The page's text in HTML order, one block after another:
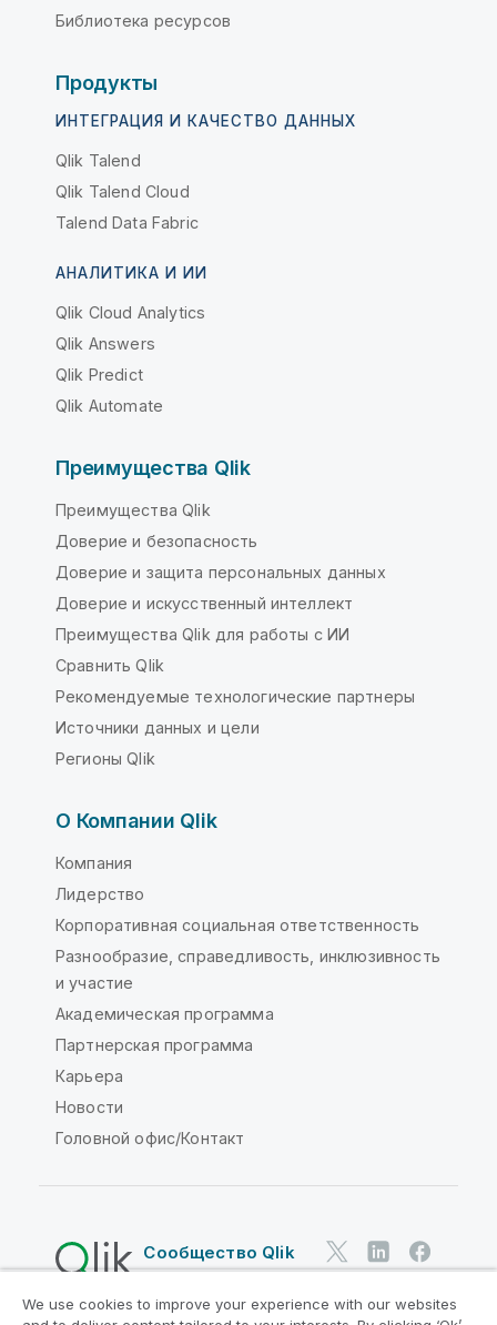
Библиотека ресурсов
Продукты
ИНТЕГРАЦИЯ И КАЧЕСТВО ДАННЫХ
Qlik Talend
Qlik Talend Cloud
Talend Data Fabric
АНАЛИТИКА И ИИ
Qlik Cloud Analytics
Qlik Answers
Qlik Predict
Qlik Automate
Преимущества Qlik
Преимущества Qlik
Доверие и безопасность
Доверие и защита персональных данных
Доверие и искусственный интеллект
Преимущества Qlik для работы с ИИ
Сравнить Qlik
Рекомендуемые технологические партнеры
Источники данных и цели
Регионы Qlik
О Компании Qlik
Компания
Лидерство
Корпоративная социальная ответственность
Разнообразие, справедливость, инклюзивность
и участие
Академическая программа
Партнерская программа
Карьера
Новости
Головной офис/Контакт
Сообщество Qlik
Юридические соглашения
We use cookies to improve your experience with our websites